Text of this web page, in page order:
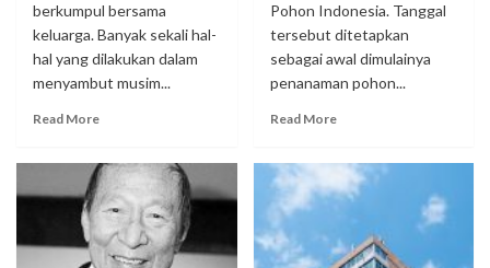
berkumpul bersama
keluarga. Banyak sekali hal-
hal yang dilakukan dalam
menyambut musim...
Read More
Pohon Indonesia. Tanggal
tersebut ditetapkan
sebagai awal dimulainya
penanaman pohon...
Read More